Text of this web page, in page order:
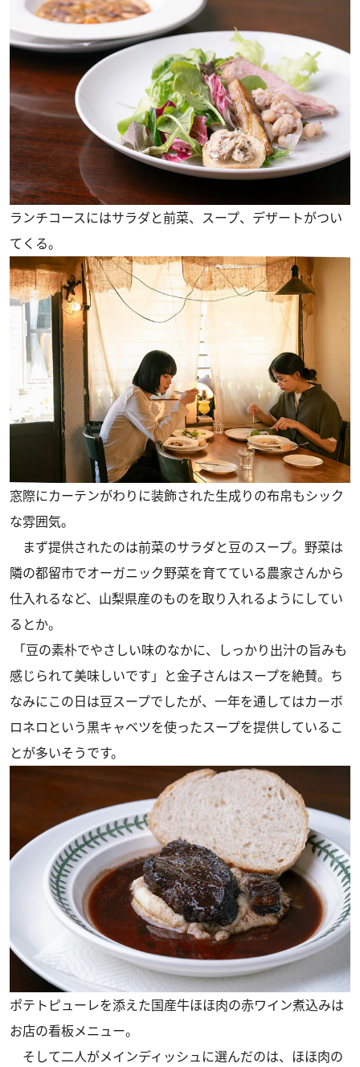
ランチコースにはサラダと前菜、スープ、デザートがつい
てくる。
窓際にカーテンがわりに装飾された生成りの布帛もシック
な雰囲気。
まず提供されたのは前菜のサラダと豆のスープ。野菜は
隣の都留市でオーガニック野菜を育てている農家さんから
仕入れるなど、山梨県産のものを取り入れるようにしてい
るとか。
「豆の素朴でやさしい味のなかに、しっかり出汁の旨みも
感じられて美味しいです」と金子さんはスープを絶賛。ち
なみにこの日は豆スープでしたが、一年を通してはカーボ
ロネロという黒キャベツを使ったスープを提供しているこ
とが多いそうです。
ポテトピューレを添えた国産牛ほほ肉の赤ワイン煮込みは
お店の看板メニュー。
そして二人がメインディッシュに選んだのは、ほほ肉の